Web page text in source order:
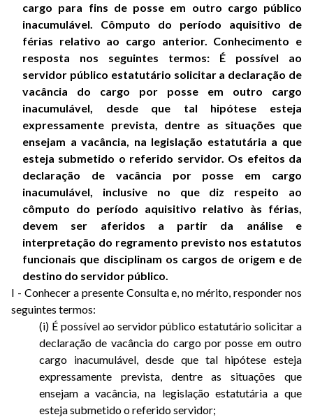
cargo para fins de posse em outro cargo público
inacumulável. Cômputo do período aquisitivo de
férias relativo ao cargo anterior. Conhecimento e
resposta nos seguintes termos: É possível ao
servidor público estatutário solicitar a declaração de
vacância do cargo por posse em outro cargo
inacumulável, desde que tal hipótese esteja
expressamente prevista, dentre as situações que
ensejam a vacância, na legislação estatutária a que
esteja submetido o referido servidor. Os efeitos da
declaração de vacância por posse em cargo
inacumulável, inclusive no que diz respeito ao
cômputo do período aquisitivo relativo às férias,
devem ser aferidos a partir da análise e
interpretação do regramento previsto nos estatutos
funcionais que disciplinam os cargos de origem e de
destino do servidor público.
I - Conhecer a presente Consulta e, no mérito, responder nos
seguintes termos:
(i) É possível ao servidor público estatutário solicitar a
declaração de vacância do cargo por posse em outro
cargo inacumulável, desde que tal hipótese esteja
expressamente prevista, dentre as situações que
ensejam a vacância, na legislação estatutária a que
esteja submetido o referido servidor;